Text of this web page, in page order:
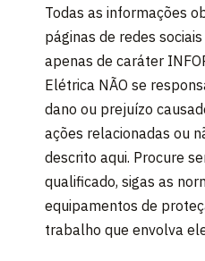
Todas as informações
páginas de redes
apenas de caráter
Elétrica NÃO se
dano ou prejuízo
ações relacionadas ou
descrito aqui. Procure
qualificado, sigas as
equipamentos de
trabalho que envolva